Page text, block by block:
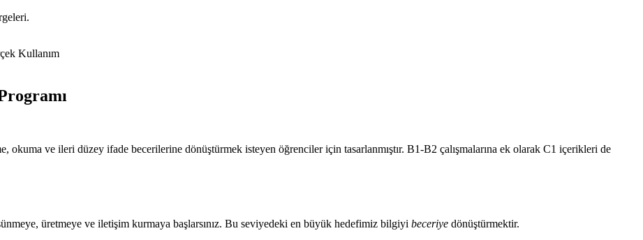
Kullanım
ve ileri düzey ifade becerilerine dönüştürmek isteyen öğrenciler için tasarlanmıştır. B1-B2 çalışmalarına ek olarak C1 içerikleri de
üretmeye ve iletişim kurmaya başlarsınız. Bu seviyedeki en büyük hedefimiz bilgiyi beceriye dönüştürmektir.